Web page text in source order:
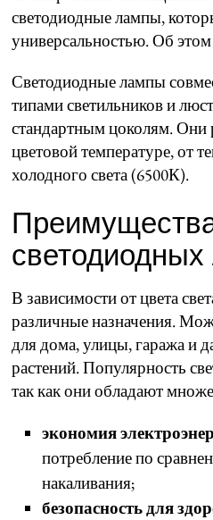
светодиодные лампы,
универсальностью. Об
Светодиодные лампы
типами светильников и
стандартным цоколям. Они
цветовой температуре, от
холодного света (6500К).
В зависимости от цвета
различные назначения.
для дома, улицы, гаража и
растений. Популярность
так как они обладают
экономия
потребление по
накаливания;
безопасность для